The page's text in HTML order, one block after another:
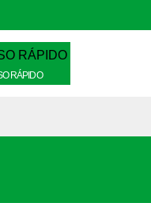
RÁPIDO